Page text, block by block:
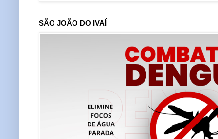
SÃO JOÃO DO IVAÍ